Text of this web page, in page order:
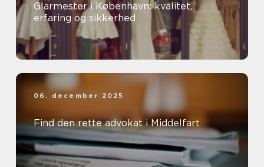
Glarmester i København: kvalitet,
erfaring og sikkerhed
06. december 2025
Find den rette advokat i Middelfart